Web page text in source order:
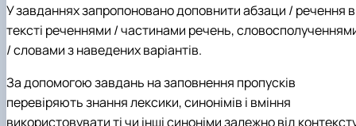
У завданнях запропоновано доповнити абзаци / речення в
тексті реченнями / частинами речень,
/ словами з наведених варіантів.
За допомогою завдань на заповнення пропусків
перевіряють знання лексики, синонімів і вміння
використовувати ті чи інші синоніми залежно від